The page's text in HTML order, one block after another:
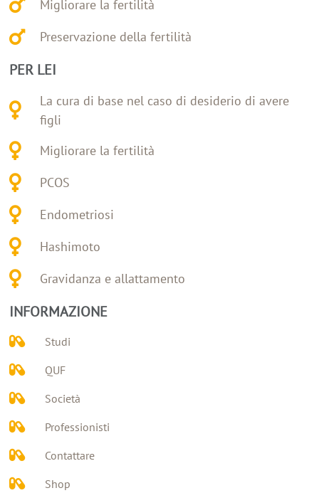
Migliorare la fertilità
Preservazione della fertilità
PER LEI
La cura di base nel caso di desiderio di avere
figli
Migliorare la fertilità
PCOS
Endometriosi
Hashimoto
Gravidanza e allattamento
INFORMAZIONE
Studi
QUF
Società
Professionisti
Contattare
Shop